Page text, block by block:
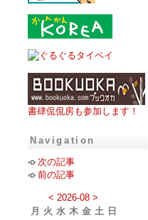
書肆侃侃房も参加します！
Navigation
次の記事
前の記事
< 2026-08 >
月
火 水 木 金 土 日